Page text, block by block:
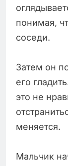
понимая,
соседи.
Затем он
его
это не
меняется.
Мальчик